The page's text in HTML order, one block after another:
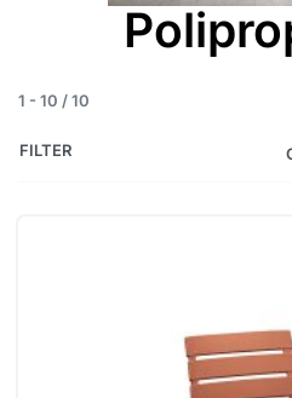
1 - 10 /10
FILTER